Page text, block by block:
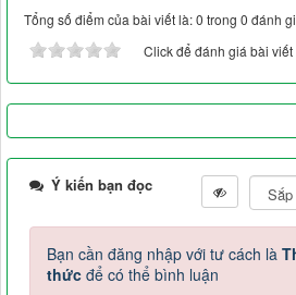
Tổng số điểm của bài viết là: 0 trong 0 đánh
Click để đánh giá bài viết
Ý kiến bạn đọc
Bạn cần đăng nhập với tư cách là
thức để có thể bình luận